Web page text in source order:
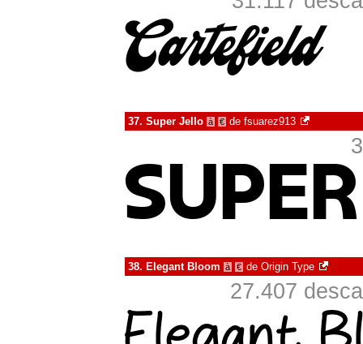
37. Super Jello à € de fsuarez913
38. Elegant Bloom à € de Origin Type
27.407